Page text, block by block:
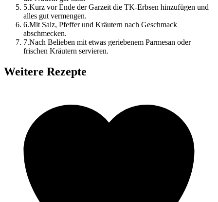
5.Kurz vor Ende der Garzeit die TK-Erbsen hinzufügen und
alles gut vermengen.
6.Mit Salz, Pfeffer und Kräutern nach Geschmack
abschmecken.
7.Nach Belieben mit etwas geriebenem Parmesan oder
frischen Kräutern servieren.
Weitere Rezepte